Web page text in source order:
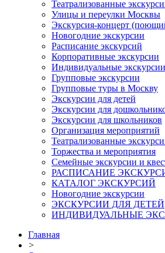
Театрализованные
Улицы и переулки Москвы
Экскурсия-концерт
Новогодние экскурсии
Расписание экскурсий
Корпоративные экскурсии
Индивидуальные
Групповые экскурсии
Групповые туры в Москву
Экскурсии для детей
Экскурсии для
Экскурсии для школьников
Организация мероприятий
Театрализованные
Торжества и мероприятия
Семейные экскурсии и
РАСПИСАНИЕ
КАТАЛОГ ЭКСКУРСИЙ
Новогодние экскурсии
ЭКСКУРСИИ ДЛЯ ДЕТЕЙ
ИНДИВИДУАЛЬНЫЕ
Главная
>